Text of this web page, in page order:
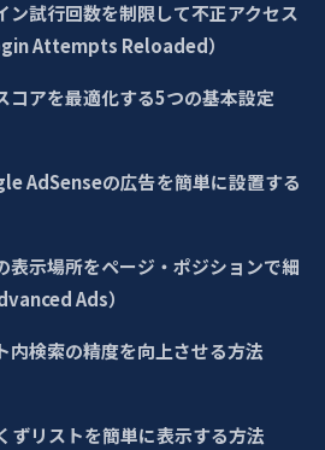
ン試行回数を制限して不正アクセス
Attempts Reloaded）
コアを最適化する5つの基本設定
AdSenseの広告を簡単に設置する
表示場所をページ・ポジションで細
Ads）
内検索の精度を向上させる方法
ずリストを簡単に表示する方法